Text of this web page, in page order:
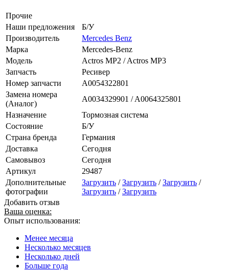
Прочие
Наши предложения
Б/У
Производитель
Mercedes Benz
Марка
Mercedes-Benz
Модель
Actros MP2 / Actros MP3
Запчасть
Ресивер
Номер запчасти
A0054322801
Замена номера
(Аналог)
A0034329901 / A0064325801
Назначение
Тормозная система
Состояние
Б/У
Страна бренда
Германия
Доставка
Сегодня
Самовывоз
Сегодня
Артикул
29487
Дополнительные
фотографии
Загрузить /Загрузить /Загрузить /
Загрузить /Загрузить
Добавить отзыв
Ваша оценка:
Опыт использования:
Менее месяца
Несколько месяцев
Несколько дней
Больше года